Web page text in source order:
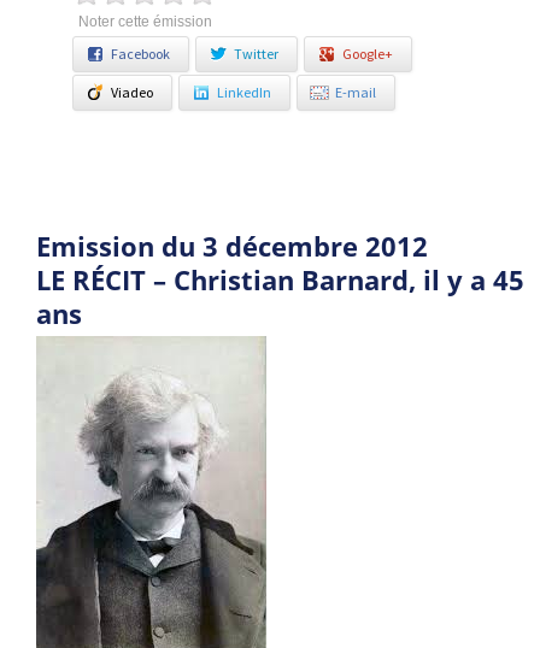
Noter cette émission
Facebook Twitter Google+
Viadeo LinkedIn E-mail
Emission du 3 décembre 2012
LE RÉCIT – Christian Barnard, il y a 45
ans